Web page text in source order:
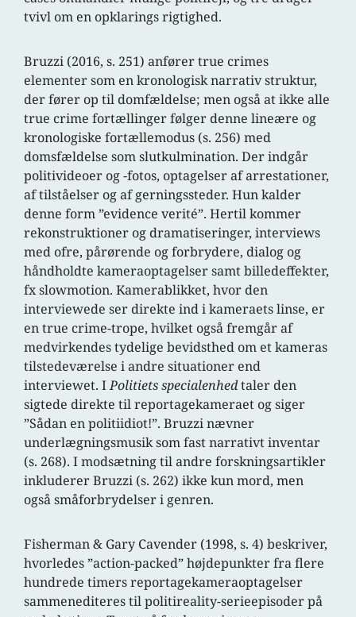
tvivl om en opklarings rigtighed.
Bruzzi (2016, s. 251) anfører true crimes
elementer som en kronologisk narrativ struktur,
der fører op til domfældelse; men også at ikke alle
true crime fortællinger følger denne lineære og
kronologiske fortællemodus (s. 256) med
domsfældelse som slutkulmination. Der indgår
politivideoer og -fotos, optagelser af arrestationer,
af tilståelser og af gerningssteder. Hun kalder
denne form ”evidence verité”. Hertil kommer
rekonstruktioner og dramatiseringer, interviews
med ofre, pårørende og forbrydere, dialog og
håndholdte kameraoptagelser samt billedeffekter,
fx slowmotion. Kamerablikket, hvor den
interviewede ser direkte ind i kameraets linse, er
en true crime-trope, hvilket også fremgår af
medvirkendes tydelige bevidsthed om et kameras
tilstedeværelse i andre situationer end
interviewet. IPolitiets specialenhedtaler den
sigtede direkte til reportagekameraet og siger
”Sådan en politiidiot!”. Bruzzi nævner
underlægningsmusik som fast narrativt inventar
(s. 268). I modsætning til andre forskningsartikler
inkluderer Bruzzi (s. 262) ikke kun mord, men
også småforbrydelser i genren.
Fisherman & Gary Cavender (1998, s. 4) beskriver,
hvorledes ”action-packed” højdepunkter fra flere
hundrede timers reportagekameraoptagelser
sammenediteres til politireality-serieepisoder på